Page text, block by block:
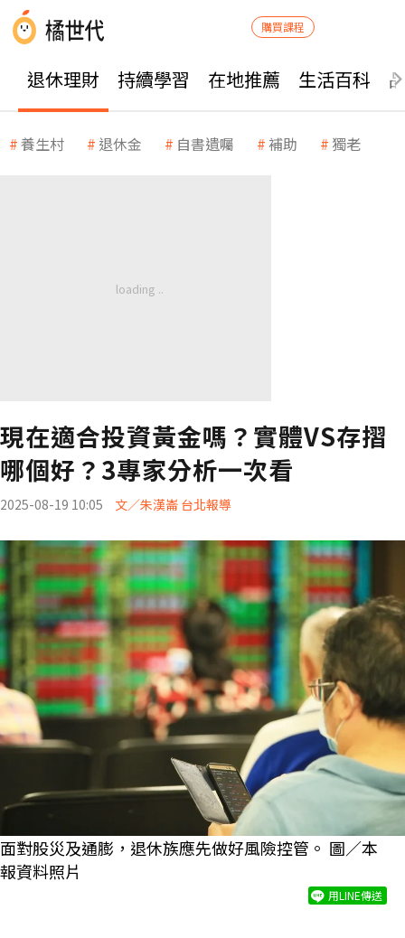
購買課程
退休理財 持續學習 在地推薦 生活百科
養生村 退休金 自書遺囑 補助 獨老
現在適合投資黃金嗎？實體VS存摺
哪個好？3專家分析一次看
2025-08-19 10:05 文／朱漢崙 台北報導
面對股災及通膨，退休族應先做好風險控管。 圖／本
報資料照片
用LINE傳送